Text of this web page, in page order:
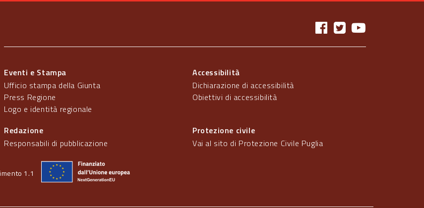
Eventi e Stampa
Ufficio stampa della Giunta
Press Regione
Logo e identità regionale
Accessibilità
Dichiarazione di accessibilità
Obiettivi di accessibilità
Redazione
Responsabili di pubblicazione
Protezione civile
Vai al sito di Protezione Civile Puglia
1.1